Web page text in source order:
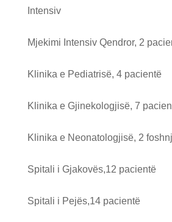
Intensiv
Mjekimi Intensiv Qendror, 2
Klinika e Pediatrisë, 4 pacientë
Klinika e Gjinekologjisë, 7
Klinika e Neonatologjisë, 2
Spitali i Gjakovës,12 pacientë
Spitali i Pejës,14 pacientë